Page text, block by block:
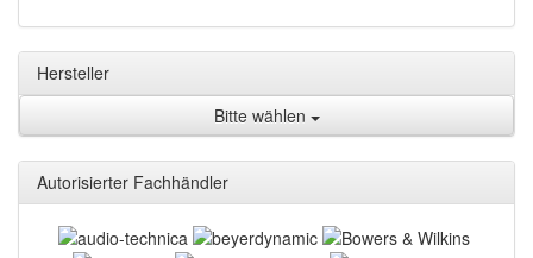
Hersteller
Bitte wählen
Autorisierter Fachhändler